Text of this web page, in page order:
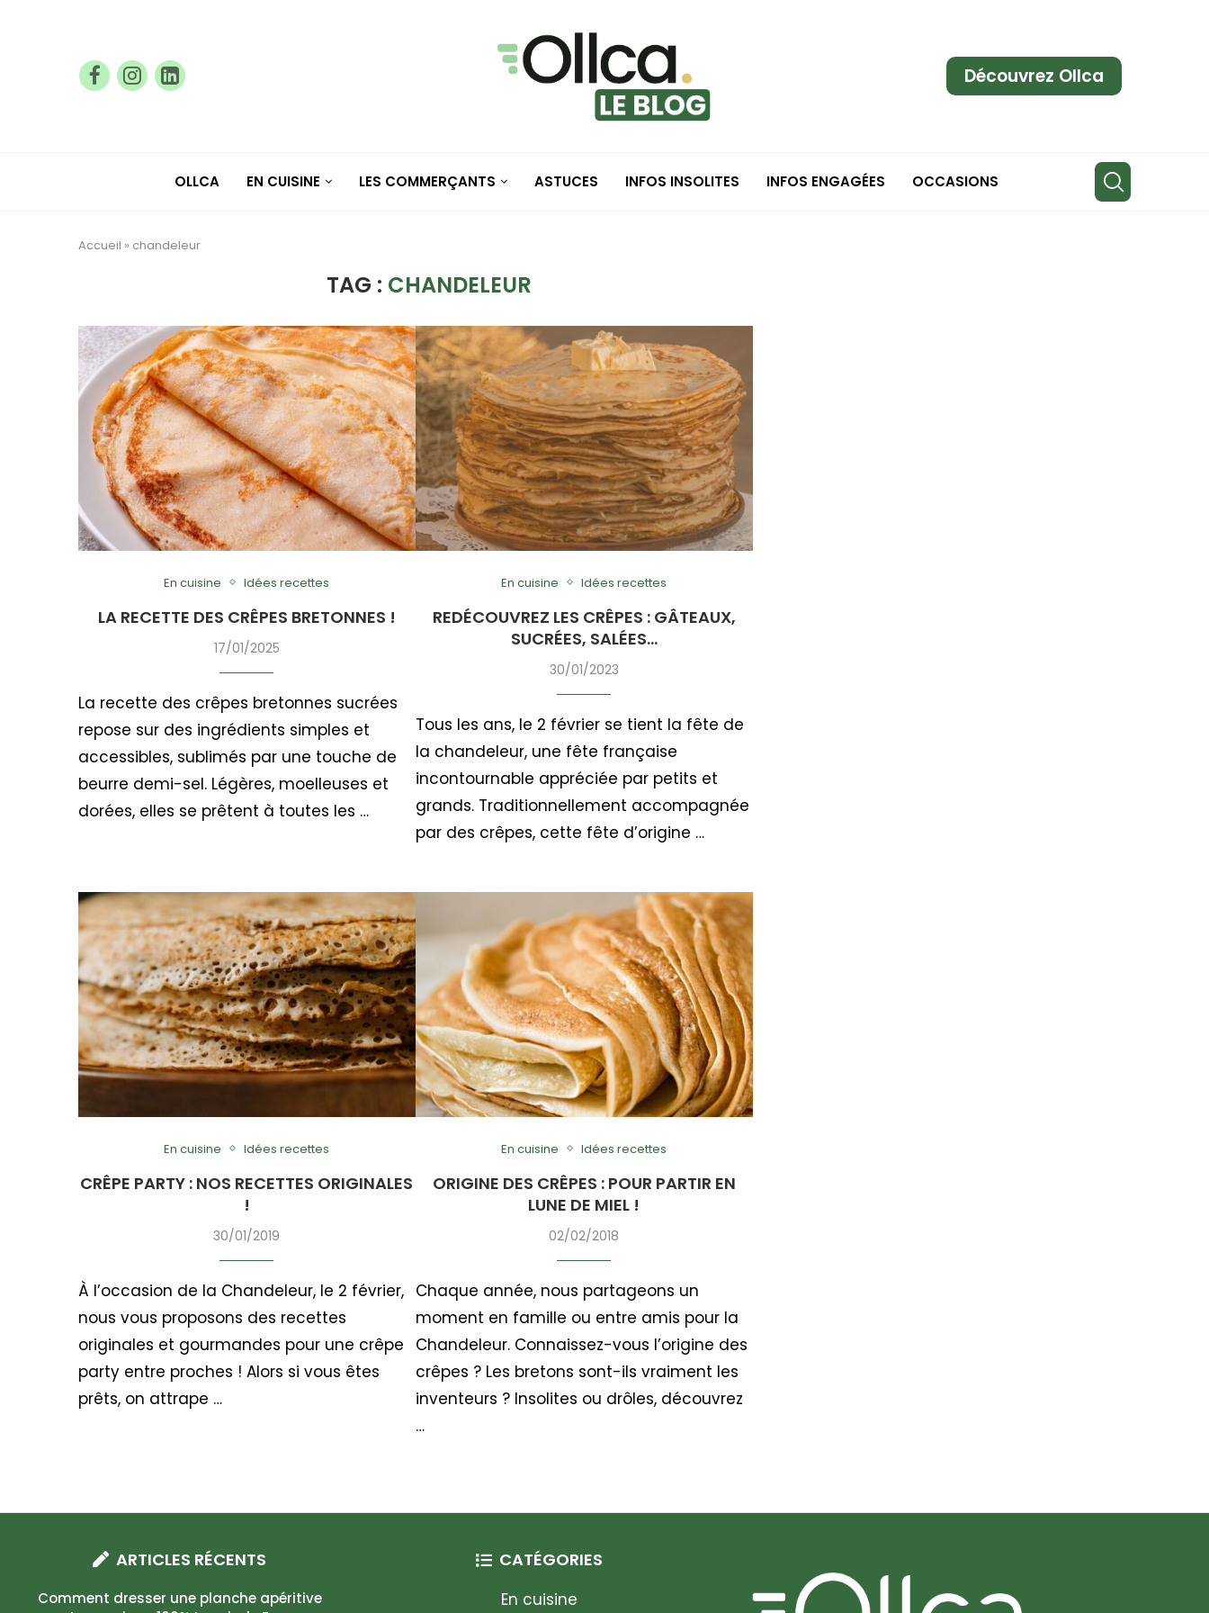
Découvrez Ollca
OLLCA EN CUISINE LES COMMERÇANTS ASTUCES INFOS INSOLITES INFOS ENGAGÉES OCCASIONS
Accueil » chandeleur
TAG : CHANDELEUR
En cuisine Idées recettes
LA RECETTE DES CRÊPES BRETONNES !
17/01/2025
La recette des crêpes bretonnes sucrées
repose sur des ingrédients simples et
accessibles, sublimés par une touche de
beurre demi-sel. Légères, moelleuses et
dorées, elles se prêtent à toutes les …
En cuisine Idées recettes
REDÉCOUVREZ LES CRÊPES : GÂTEAUX,
SUCRÉES, SALÉES…
30/01/2023
Tous les ans, le 2 février se tient la fête de
la chandeleur, une fête française
incontournable appréciée par petits et
grands. Traditionnellement accompagnée
par des crêpes, cette fête d’origine …
En cuisine Idées recettes
CRÊPE PARTY : NOS RECETTES ORIGINALES
!
30/01/2019
À l’occasion de la Chandeleur, le 2 février,
nous vous proposons des recettes
originales et gourmandes pour une crêpe
party entre proches ! Alors si vous êtes
prêts, on attrape …
En cuisine Idées recettes
ORIGINE DES CRÊPES : POUR PARTIR EN
LUNE DE MIEL !
02/02/2018
Chaque année, nous partageons un
moment en famille ou entre amis pour la
Chandeleur. Connaissez-vous l’origine des
crêpes ? Les bretons sont-ils vraiment les
inventeurs ? Insolites ou drôles, découvrez
…
ARTICLES RÉCENTS
Comment dresser une planche apéritive
CATÉGORIES
En cuisine